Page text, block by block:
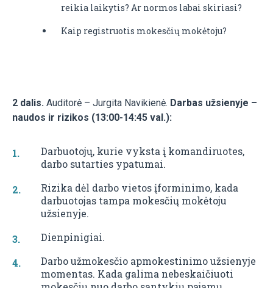
reikia laikytis? Ar normos labai skiriasi?
Kaip registruotis mokesčių mokėtoju?
2 dalis. Auditorė – Jurgita Navikienė. Darbas užsienyje –
naudos ir rizikos (13:00-14:45 val.):
Darbuotojų, kurie vyksta į komandiruotes,
darbo sutarties ypatumai.
Rizika dėl darbo vietos įforminimo, kada
darbuotojas tampa mokesčių mokėtoju
užsienyje.
Dienpinigiai.
Darbo užmokesčio apmokestinimo užsienyje
momentas. Kada galima nebeskaičiuoti